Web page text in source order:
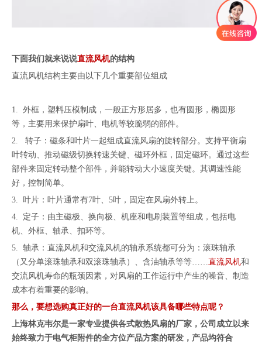
下面我们就来说说直流风机的结构
直流风机结构主要由以下几个重要部位组成
1. 外框，塑料压模制成，一般正方形居多，也有圆形，椭圆形
等，主要用来保护扇叶、电机等较脆弱的部件。
2. 转子：磁条和叶片一起组成直流风扇的旋转部分。支持平衡扇
叶转动、推动磁级切换转速关键、磁环外框，固定磁环。通过这些
部件来固定转动整个部件，并能转动大小速度关键。其调速性能
好，控制简单。
3. 叶片：叶片通常有7叶、5叶，固定在风扇外转上。
4. 定子：由主磁极、换向极、机座和电刷装置等组成，包括电
机、外框、轴承、扣环等。
5. 轴承：直流风机和交流风机的轴承系统都可分为：滚珠轴承
（又分单滚珠轴承和双滚珠轴承）、含油轴承等等……直流风机和
交流风机寿命的瓶颈因素，对风扇的工作运行中产生的噪音、制造
成本有着重要的影响。
那么，要想选购真正好的一台直流风机该具备哪些特点呢？
上海林克韦尔是一家专业提供各式散热风扇的厂家， 公司成立以来
始终致力于电气柜附件的全方位产品方案的研发，产品均符合